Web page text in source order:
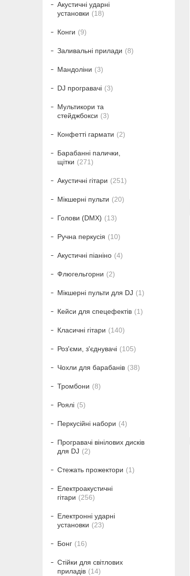
Акустичні ударні
установки
18
Конги 9
Заливальні прилади 8
Мандоліни 3
DJ програвачі 3
Мультикори та
стейджбокси
3
Конфетті гармати 2
Барабанні палички,
щітки
271
Акустичні гітари 251
Мікшерні пульти 20
Голови (DMX) 13
Ручна перкусія 10
Акустичні піаніно 4
Флюгельгорни 2
Мікшерні пульти для DJ 1
Кейси для спецефектів 1
Класичні гітари 140
Роз'єми, з'єднувачі 105
Чохли для барабанів 38
Тромбони 8
Роялі 5
Перкусійні набори 4
Програвачі вінілових дисків
для DJ
2
Стежать прожектори 1
Електроакустичні
гітари
256
Електронні ударні
установки
23
Бонг 16
Стійки для світлових
приладів
14